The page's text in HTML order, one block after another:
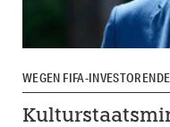
WEGEN FIFA-